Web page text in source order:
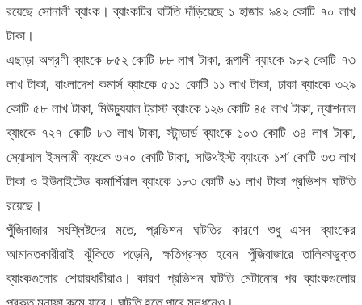
রয়েছে সোনালী ব্যাংক। ব্যাংকটির ঘাটতি দাঁড়িয়েছে ১ হাজার ৯৪২ কোটি ৭০ লাখ
টাকা।
এছাড়া অগ্রণী ব্যাংকে ৮৫২ কোটি ৮৮ লাখ টাকা, রূপালী ব্যাংকে ৯৮২ কোটি ৭৩
লাখ টাকা, বাংলাদেশ কমার্স ব্যাংকে ৫১১ কোটি ১১ লাখ টাকা, ঢাকা ব্যাংকে ৩২৯
কোটি ৫৮ লাখ টাকা, মিউচ্যুয়াল ট্রাস্ট ব্যাংকে ১২৬ কোটি ৪৫ লাখ টাকা, ন্যাশনাল
ব্যাংকে ৭২৭ কোটি ৮৩ লাখ টাকা, স্টান্ডার্ড ব্যাংকে ১০৩ কোটি ৩৪ লাখ টাকা,
স্যোসাল ইসলামী ব্যংকে ৩৭০ কোটি টাকা, সাউথইস্ট ব্যাংকে ১শ’ কোটি ৩৩ লাখ
টাকা ও ইউনাইটেড কমার্শিয়াল ব্যাংকে ১৮৩ কোটি ৬১ লাখ টাকা প্রভিশন ঘাটতি
রয়েছে।
পুঁজিবাজার সংশ্লিষ্টদের মতে, প্রভিশন ঘাটতির কারণে শুধু এসব ব্যাংকের
আমানতকারীরাই ঝুঁকিতে পড়েনি, ক্ষতিগ্রস্ত হবেন পুঁজিবাজারে তালিকাভুক্ত
ব্যাংকগুলোর শেয়ারধারীরাও। কারণ প্রভিশন ঘাটতি মেটানোর পর ব্যাংকগুলোর